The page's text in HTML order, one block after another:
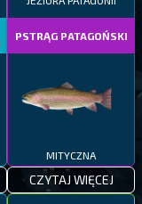
PSTRĄG PATAGOŃSKI
MITYCZNA
CZYTAJ WIĘCEJ